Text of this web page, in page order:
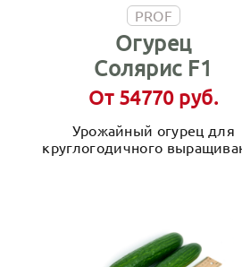
PROF
Огурец
Солярис F1
От 54770 руб.
Урожайный огурец для
круглогодичного